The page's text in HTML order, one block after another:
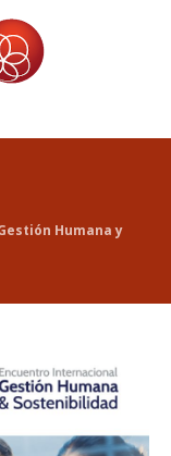
Humana y